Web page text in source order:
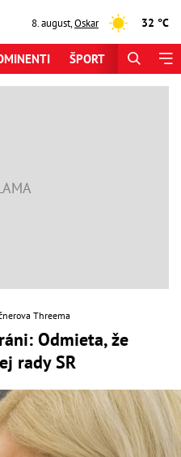
8. august,Oskar 32 °C
ŠPORT
Threema
Odmieta, že
rady SR